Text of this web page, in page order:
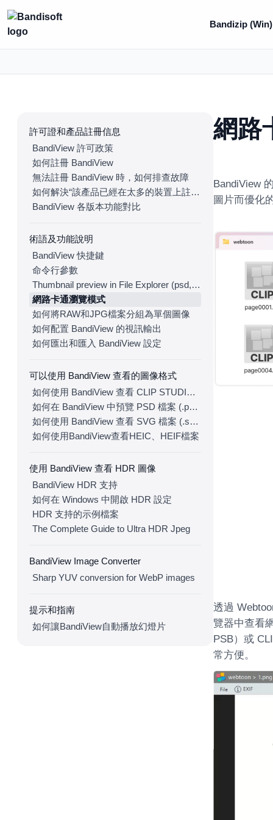
Bandizip (Win)
許可證和產品註冊信息
BandiView 許可政策
如何註冊 BandiView
無法註冊 BandiView 時，如何排查故障
如何解決“該產品已經在太多的裝置上註冊”的問題
BandiView 各版本功能對比
術語及功能說明
BandiView 快捷鍵
命令行參數
Thumbnail preview in File Explorer (psd, clip, ...)
網路卡通瀏覽模式
如何將RAW和JPG檔案分組為單個圖像
如何配置 BandiView 的視訊輸出
如何匯出和匯入 BandiView 設定
可以使用 BandiView 查看的圖像格式
如何使用 BandiView 查看 CLIP STUDIO PAINT 檔案 (.clip)
如何在 BandiView 中預覽 PSD 檔案 (.psd)
如何使用 BandiView 查看 SVG 檔案 (.svg)
如何使用BandiView查看HEIC、HEIF檔案
使用 BandiView 查看 HDR 圖像
BandiView HDR 支持
如何在 Windows 中開啟 HDR 設定
HDR 支持的示例檔案
The Complete Guide to Ultra HDR Jpeg
BandiView Image Converter
Sharp YUV conversion for WebP images
提示和指南
如何讓BandiView自動播放幻燈片
網路
BandiView
圖片而優化
透過
覽器中查看
PSB）或
常方便。